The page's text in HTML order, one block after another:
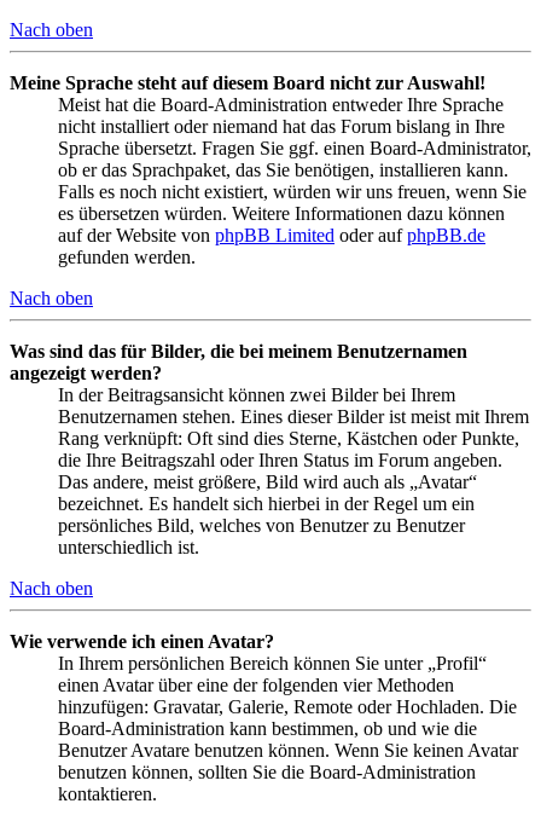
Nach oben
Meine Sprache steht auf diesem Board nicht zur Auswahl!
Meist hat die Board-Administration entweder Ihre Sprache
nicht installiert oder niemand hat das Forum bislang in Ihre
Sprache übersetzt. Fragen Sie ggf. einen Board-Administrator,
ob er das Sprachpaket, das Sie benötigen, installieren kann.
Falls es noch nicht existiert, würden wir uns freuen, wenn Sie
es übersetzen würden. Weitere Informationen dazu können
auf der Website von phpBB Limited oder aufphpBB.de
gefunden werden.
Nach oben
Was sind das für Bilder, die bei meinem Benutzernamen
angezeigt werden?
In der Beitragsansicht können zwei Bilder bei Ihrem
Benutzernamen stehen. Eines dieser Bilder ist meist mit Ihrem
Rang verknüpft: Oft sind dies Sterne, Kästchen oder Punkte,
die Ihre Beitragszahl oder Ihren Status im Forum angeben.
Das andere, meist größere, Bild wird auch als „Avatar“
bezeichnet. Es handelt sich hierbei in der Regel um ein
persönliches Bild, welches von Benutzer zu Benutzer
unterschiedlich ist.
Nach oben
Wie verwende ich einen Avatar?
In Ihrem persönlichen Bereich können Sie unter „Profil“
einen Avatar über eine der folgenden vier Methoden
hinzufügen: Gravatar, Galerie, Remote oder Hochladen. Die
Board-Administration kann bestimmen, ob und wie die
Benutzer Avatare benutzen können. Wenn Sie keinen Avatar
benutzen können, sollten Sie die Board-Administration
kontaktieren.